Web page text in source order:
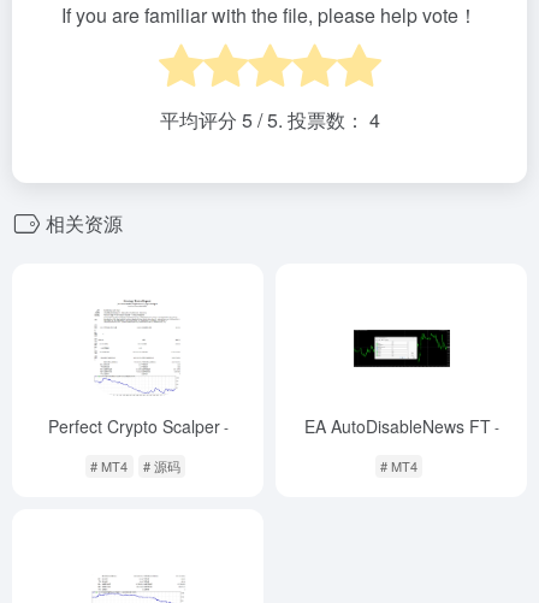
If you are familiar with the file, please help vote！
平均评分 5/ 5. 投票数： 4
相关资源
Perfect Crypto Scalper-
# MT4 # 源码
EA AutoDisableNews FT-
# MT4